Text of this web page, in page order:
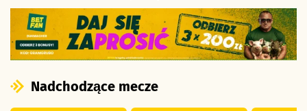
Nadchodzące mecze